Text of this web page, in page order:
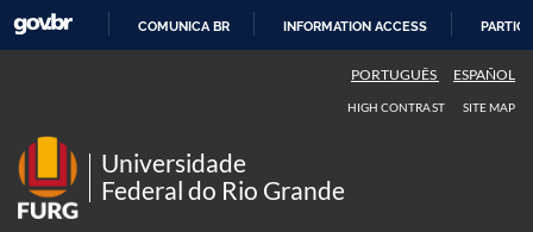
COMUNICA BR INFORMATION ACCESS
PORTUGUÊS ESPAÑOL
HIGH CONTRAST SITE MAP
Universidade
Federal do Rio Grande